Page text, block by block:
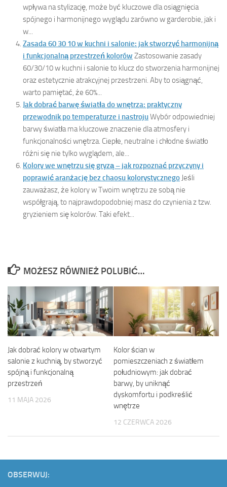
wpływa na stylizację, może być kluczowe dla osiągnięcia
spójnego i harmonijnego wyglądu zarówno w garderobie, jak i
w...
Zasada 60 30 10 w kuchni i salonie: jak stworzyć harmonijną
i funkcjonalną przestrzeń kolorów Zastosowanie zasady
60/30/10 w kuchni i salonie to klucz do stworzenia harmonijnej
oraz estetycznie atrakcyjnej przestrzeni. Aby to osiągnąć,
warto pamiętać, że 60%...
Jak dobrać barwę światła do wnętrza: praktyczny
przewodnik po temperaturze i nastrojuWybór odpowiedniej
barwy światła ma kluczowe znaczenie dla atmosfery i
funkcjonalności wnętrza. Ciepłe, neutralne i chłodne światło
różni się nie tylko wyglądem, ale...
Kolory we wnętrzu się gryzą – jak rozpoznać przyczyny i
poprawić aranżację bez chaosu kolorystycznego Jeśli
zauważasz, że kolory w Twoim wnętrzu ze sobą nie
współgrają, to najprawdopodobniej masz do czynienia z tzw.
gryzieniem się kolorów. Taki efekt...
MOŻESZ RÓWNIEŻ POLUBIĆ…
Jak dobrać kolory w otwartym
salonie z kuchnią, by stworzyć
spójną i funkcjonalną
przestrzeń
11 MAJA 2026
Kolor ścian w
pomieszczeniach z światłem
południowym: jak dobrać
barwy, by uniknąć
dyskomfortu i podkreślić
wnętrze
12 CZERWCA 2026
OBSERWUJ: